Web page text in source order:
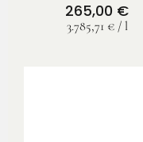
265,00 €
3.785,71 €/ l